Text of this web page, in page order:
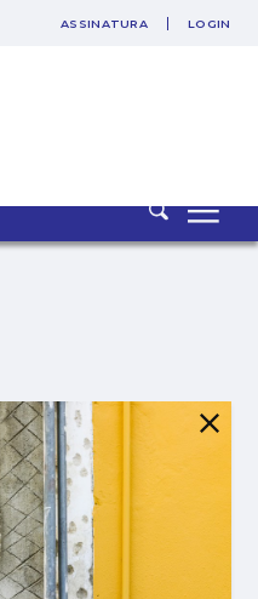
ASSINATURA LOGIN